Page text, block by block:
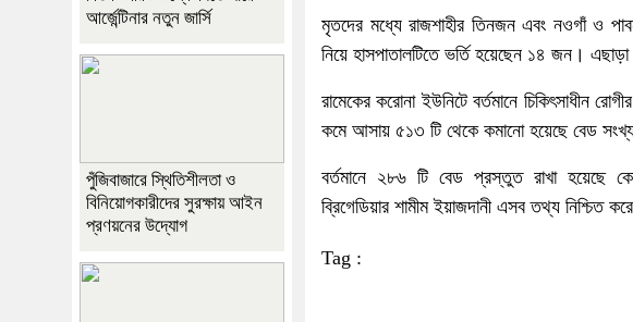
মৃতদের মধ্যে রাজশাহীর তিনজন এবং নওগাঁ ও
নিয়ে হাসপাতালটিতে ভর্তি হয়েছেন ১৪ জন।
রামেকের করোনা ইউনিটে বর্তমানে চিকিৎসাধীন
কমে আসায় ৫১৩ টি থেকে কমানো হয়েছে বেড
বর্তমানে ২৮৬ টি বেড প্রস্তুত রাখা হয়েছে
ব্রিগেডিয়ার শামীম ইয়াজদানী এসব তথ্য নিশ্চিত
Tag :
আর্জেন্টিনার নতুন জার্সি
পুঁজিবাজারে স্থিতিশীলতা ও
বিনিয়োগকারীদের সুরক্ষায় আইন
প্রণয়নের উদ্যোগ